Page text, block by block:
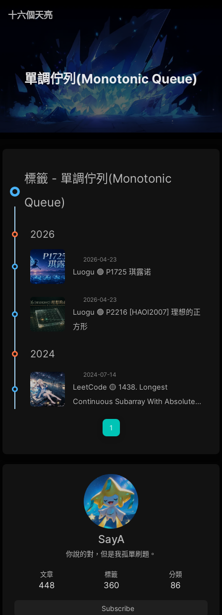
十六個天亮
單調佇列(Monotonic Queue)
標籤 - 單調佇列(Monotonic
Queue)
2026
2026-04-23
Luogu 🟢 P1725 琪露诺
2026-04-23
Luogu 🟢 P2216 [HAOI2007] 理想的正
方形
2024
2024-07-14
LeetCode 🟡 1438. Longest
Continuous Subarray With Absolute
1
SayA
你說的對，但是我孤單刷題。
文章
448
標籤
360
分類
86
Subscribe